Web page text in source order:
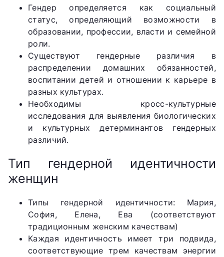
Гендер определяется как социальный
статус, определяющий возможности в
образовании, профессии, власти и семейной
роли.
Существуют гендерные различия в
распределении домашних обязанностей,
воспитании детей и отношении к карьере в
разных культурах.
Необходимы кросс-культурные
исследования для выявления биологических
и культурных детерминантов гендерных
различий.
Тип гендерной идентичности
женщин
Типы гендерной идентичности: Мария,
София, Елена, Ева (соответствуют
традиционным женским качествам)
Каждая идентичность имеет три подвида,
соответствующие трем качествам энергии